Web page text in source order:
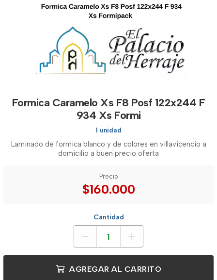
Formica Caramelo Xs F8 Posf 122x244 F
934 Xs Formi
1 unidad
Laminado de formica blanco y de colores en villavicencio a
domicilio a buen precio oferta
Precio
$160.000
Cantidad
AGREGAR AL CARRITO